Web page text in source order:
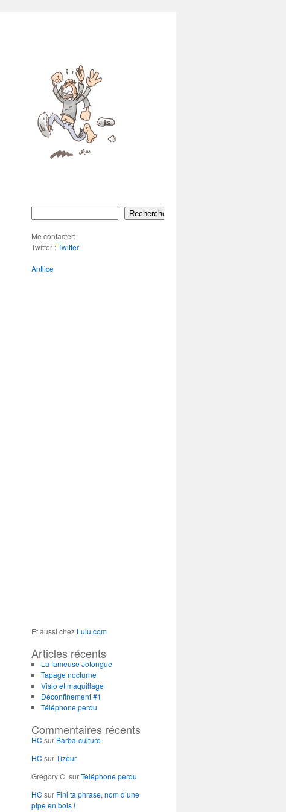
Rechercher
Me contacter:
Twitter :Twitter
Antlice
Et aussi chez Lulu.com
Articles récents
La fameuse Jotongue
Tapage nocturne
Visio et maquillage
Déconfinement #1
Téléphone perdu
Commentaires récents
HC sur Barba-culture
HC surTizeur
Grégory C. surTéléphone perdu
HC sur Fini ta phrase, nom d’une
pipe en bois !